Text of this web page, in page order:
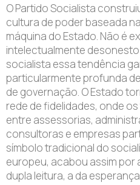
O Partido Socialista
cultura de poder baseada
máquina do Estado. Não é
intelectualmente
socialista essa tendência
particularmente profunda
de governação. O Estado
rede de fidelidades, onde
entre assessorias,
consultoras e empresas
símbolo tradicional do
europeu, acabou assim por
dupla leitura, a da